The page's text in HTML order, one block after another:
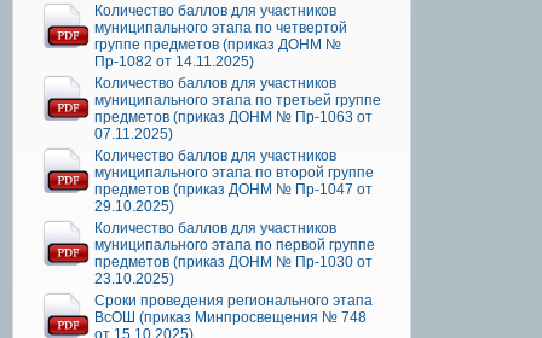
Количество баллов для участников
муниципального этапа по четвертой
группе предметов (приказ ДОНМ №
Пр-1082 от 14.11.2025)
Количество баллов для участников
муниципального этапа по третьей группе
предметов (приказ ДОНМ № Пр-1063 от
07.11.2025)
Количество баллов для участников
муниципального этапа по второй группе
предметов (приказ ДОНМ № Пр-1047 от
29.10.2025)
Количество баллов для участников
муниципального этапа по первой группе
предметов (приказ ДОНМ № Пр-1030 от
23.10.2025)
Сроки проведения регионального этапа
ВсОШ (приказ Минпросвещения № 748
от 15.10.2025)